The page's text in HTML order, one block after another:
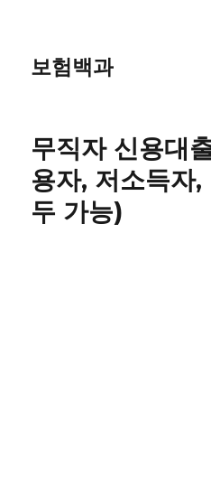
보험백과
무직자 신용대
용자, 저소득자
두 가능)